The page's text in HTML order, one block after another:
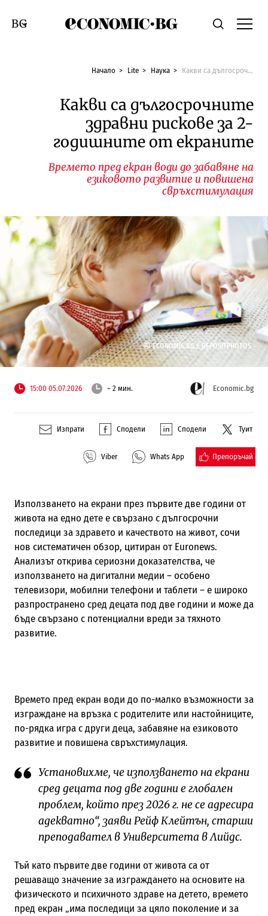
Economic.bgТърсене
Смяна на език
Начало Lite Наука Какви са дългосрочните здравни рискове за 2-годишните от екраните
Какви са дългосрочните
здравни рискове за 2-
годишните от екраните
Времето пред екран води до забавяне на
езиковото развитие и повишена
свръхстимулация
©ECONOMIC.BG /DEPOSITPHOTOS
15:00 05.07.2026 ~ 2 мин. Economic.bg
Изпрати Сподели Сподели Туит
Viber Whats App Препоръчай
Използването на екрани през първите две години от
живота на едно дете е свързано с дългосрочни
последици за здравето и качеството на живот, сочи
нов систематичен обзор, цитиран от Euronews.
Анализът открива сериозни доказателства, че
използването на дигитални медии – особено
телевизори, мобилни телефони и таблети – е широко
разпространено сред децата под две години и може да
бъде свързано с потенциални вреди за тяхното
развитие.
Времето пред екран води до по-малко възможности за
изграждане на връзка с родителите или настойниците,
по-рядка игра с други деца, забавяне на езиковото
развитие и повишена свръхстимулация.
Установихме, че използването на екрани
сред децата под две години е глобален
проблем, който през 2026 г. не се адресира
адекватно“, заяви Рейф Клейтън, старши
преподавател в Университета в Лийдс.
Тъй като първите две години от живота са от
решаващо значение за изграждането на основите на
физическото и психичното здраве на детето, времето
пред екран „има последици за цяло поколение и за